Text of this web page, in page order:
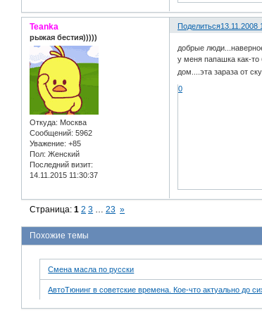
Поделиться13.11.2008
Teanka
рыжая бестия)))))
Откуда: Москва
Сообщений: 5962
Уважение: +85
Пол: Женский
Последний визит:
14.11.2015 11:30:37
добрые
у меня папашка как-
дом....эта зараза от
0
Страница:1 2 3 … 23 »
Похожие темы
Смена масла по русски
АвтоТюнинг в советские времена. Кое-что актуально до